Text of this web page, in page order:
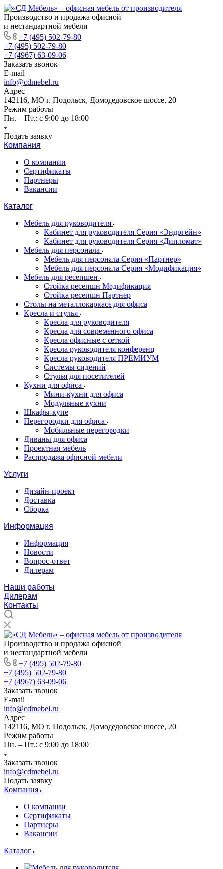
Производство и продажа офисной
и нестандартной мебели
+7 (495) 502-79-80
+7 (495) 502-79-80
+7 (4967) 63-09-06
Заказать звонок
E-mail
info@cdmebel.ru
Адрес
142116, МО г. Подольск, Домодедовское шоссе, 20
Режим работы
Пн. – Пт.: с 9:00 до 18:00
Подать заявку
Компания
О компании
Сертификаты
Партнеры
Вакансии
Каталог
Мебель для руководителя
Кабинет для руководителя Серия «Эндргейн»
Кабинет для руководителя Серия «Дипломат»
Мебель для персонала
Мебель для персонала Серия «Партнер»
Мебель для персонала Серия «Модификация»
Мебель для ресепшен
Стойка ресепшн Модификация
Стойка ресепшн Партнер
Столы на металлокаркасе для офиса
Кресла и стулья
Кресла для руководителя
Кресла для современного офиса
Кресла офисные с сеткой
Кресла руководителя конференц
Кресла руководителя ПРЕМИУМ
Системы сидений
Стулья для посетителей
Кухни для офиса
Мини-кухни для офиса
Модульные кухни
Шкафы-купе
Перегородки для офиса
Мобильные перегородки
Диваны для офиса
Проектная мебель
Распродажа офисной мебели
Услуги
Дизайн-проект
Доставка
Сборка
Информация
Информация
Новости
Вопрос-ответ
Дилерам
Наши работы
Дилерам
Контакты
Производство и продажа офисной
и нестандартной мебели
+7 (495) 502-79-80
+7 (495) 502-79-80
+7 (4967) 63-09-06
Заказать звонок
E-mail
info@cdmebel.ru
Адрес
142116, МО г. Подольск, Домодедовское шоссе, 20
Режим работы
Пн. – Пт.: с 9:00 до 18:00
Заказать звонок
info@cdmebel.ru
Подать заявку
Компания
О компании
Сертификаты
Партнеры
Вакансии
Каталог